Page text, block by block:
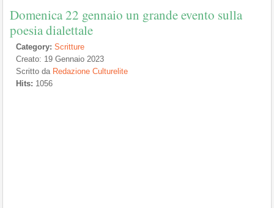
Domenica 22 gennaio un grande evento sulla
poesia dialettale
Category: Scritture
Creato: 19 Gennaio 2023
Scritto da Redazione Culturelite
Hits: 1056